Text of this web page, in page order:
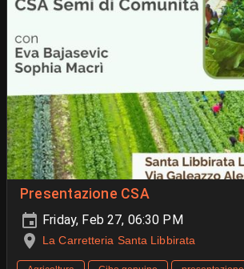
Presentazione CSA
Friday, Feb 27, 06:30 PM
La Carretteria Santa Libbirata